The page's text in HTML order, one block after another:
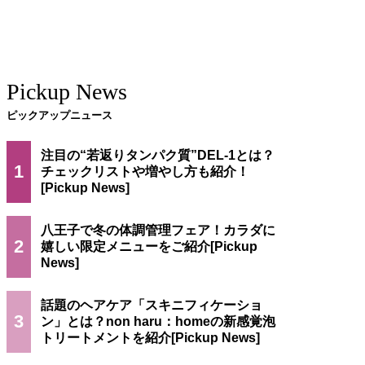
Pickup News
ピックアップニュース
1
注目の“若返りタンパク質”DEL-1とは？
チェックリストや増やし方も紹介！
2
八王子で冬の体調管理フェア！カラダに
嬉しい限定メニューをご紹介
3
話題のヘアケア「スキニフィケーショ
ン」とは？non haru：homeの新感覚泡
トリートメントを紹介